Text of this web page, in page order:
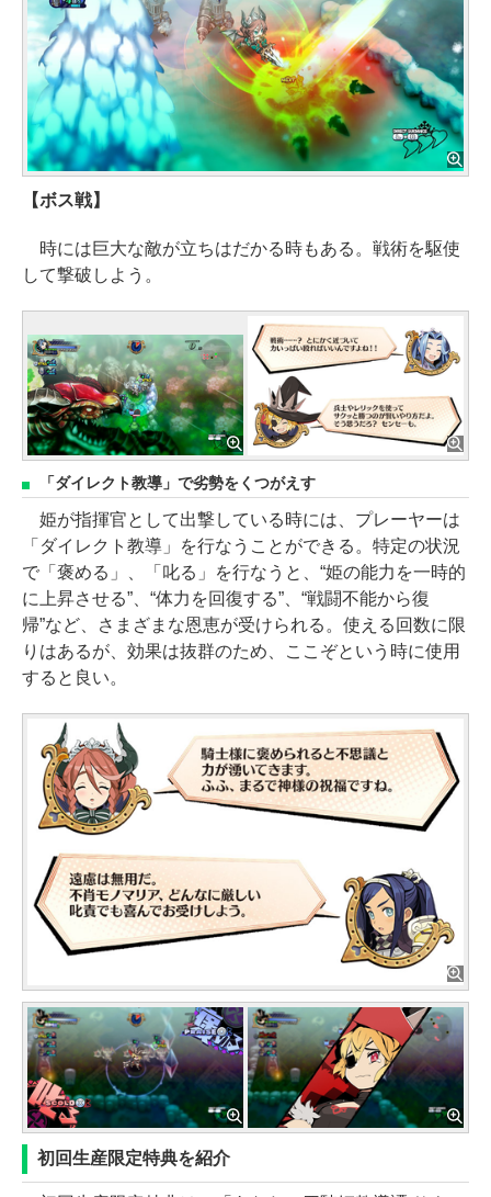
【ボス戦】
時には巨大な敵が立ちはだかる時もある。戦術を駆使
して撃破しよう。
「ダイレクト教導」で劣勢をくつがえす
姫が指揮官として出撃している時には、プレーヤーは
「ダイレクト教導」を行なうことができる。特定の状況
で「褒める」、「叱る」を行なうと、“姫の能力を一時的
に上昇させる”、“体力を回復する”、“戦闘不能から復
帰”など、さまざまな恩恵が受けられる。使える回数に限
りはあるが、効果は抜群のため、ここぞという時に使用
すると良い。
初回生産限定特典を紹介